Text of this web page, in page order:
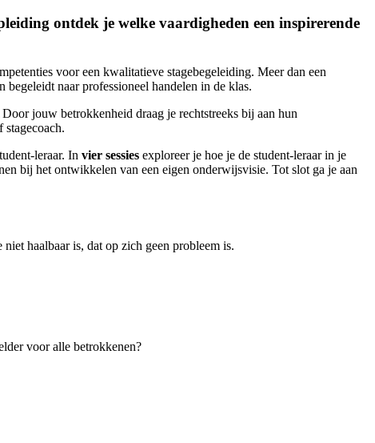
ontdek je welke vaardigheden een inspirerende
voor een kwalitatieve stagebegeleiding. Meer dan een
naar professioneel handelen in de klas.
jouw betrokkenheid draag je rechtstreeks bij aan hun
stagecoach.
leraar. In vier sessies exploreer je hoe je de student-leraar in je
bij het ontwikkelen van een eigen onderwijsvisie. Tot slot ga je aan
niet haalbaar is, dat op zich geen probleem is.
voor alle betrokkenen?